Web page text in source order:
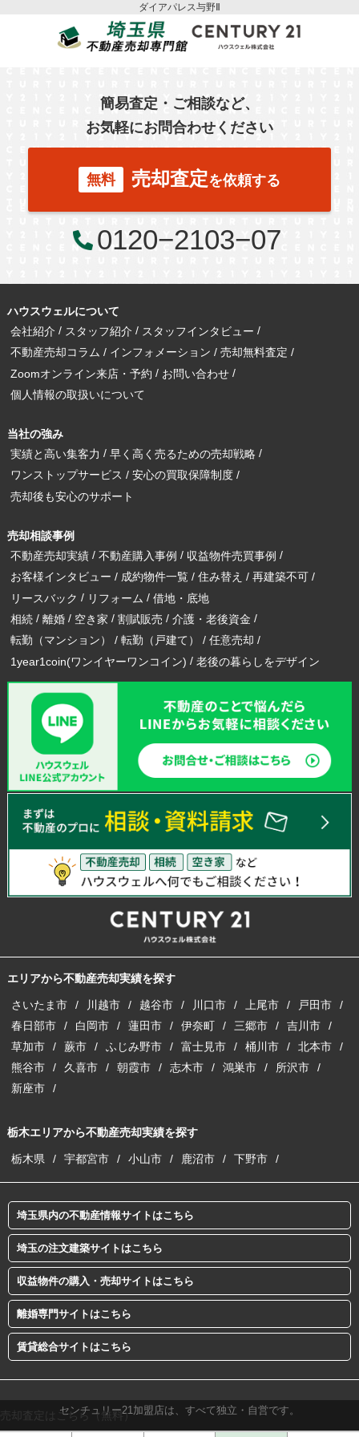
ダイアパレス与野Ⅱ
簡易査定・ご相談など、
お気軽にお問合わせください
無料 売却査定を依頼する
0120−2103−07
ハウスウェルについて
会社紹介
スタッフ紹介
スタッフインタビュー
不動産売却コラム
インフォメーション
売却無料査定
Zoomオンライン来店・予約
お問い合わせ
個人情報の取扱いについて
当社の強み
実績と高い集客力
早く高く売るための売却戦略
ワンストップサービス
安心の買取保障制度
売却後も安心のサポート
売却相談事例
不動産売却実績
不動産購入事例
収益物件売買事例
お客様インタビュー
成約物件一覧 住み替え
再建築不可
リースバック
リフォーム
借地・底地
相続
離婚 空き家 割賦販売
介護・老後資金
転勤（マンション）
転勤（戸建て）
任意売却
1year1coin(ワンイヤーワンコイン)
老後の暮らしをデザイン
エリアから不動産売却実績を探す
さいたま市 川越市 越谷市 川口市 上尾市
戸田市
春日部市
白岡市 蓮田市 伊奈町 三郷市
吉川市
草加市
蕨市 ふじみ野市 富士見市 桶川市
北本市
熊谷市
久喜市 朝霞市 志木市 鴻巣市
所沢市
新座市
栃木エリアから不動産売却実績を探す
栃木県 宇都宮市 小山市 鹿沼市 下野市
埼玉県内の不動産情報サイトはこちら
埼玉の注文建築サイトはこちら
収益物件の購入・売却サイトはこちら
離婚専門サイトはこちら
賃貸総合サイトはこちら
センチュリー21加盟店は、すべて独立・自営です。
売却査定はこちら（無料）